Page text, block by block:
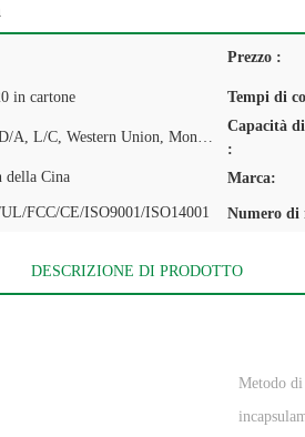
Prezzo :
in cartone Tempi di
T/T, D/P, D/A, L/C, Western Union, MoneyGram
Capacità
:
della Cina Marca:
FCC/CE/ISO9001/ISO14001 Numero di
DESCRIZIONE DI PRODOTTO
Metodo di